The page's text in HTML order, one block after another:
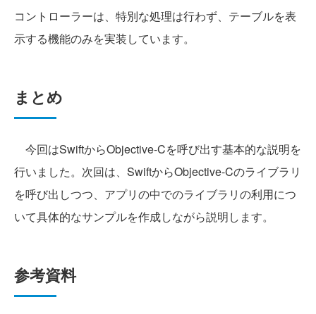
コントローラーは、特別な処理は行わず、テーブルを表
示する機能のみを実装しています。
まとめ
今回はSwiftからObjective-Cを呼び出す基本的な説明を
行いました。次回は、SwiftからObjective-Cのライブラリ
を呼び出しつつ、アプリの中でのライブラリの利用につ
いて具体的なサンプルを作成しながら説明します。
参考資料